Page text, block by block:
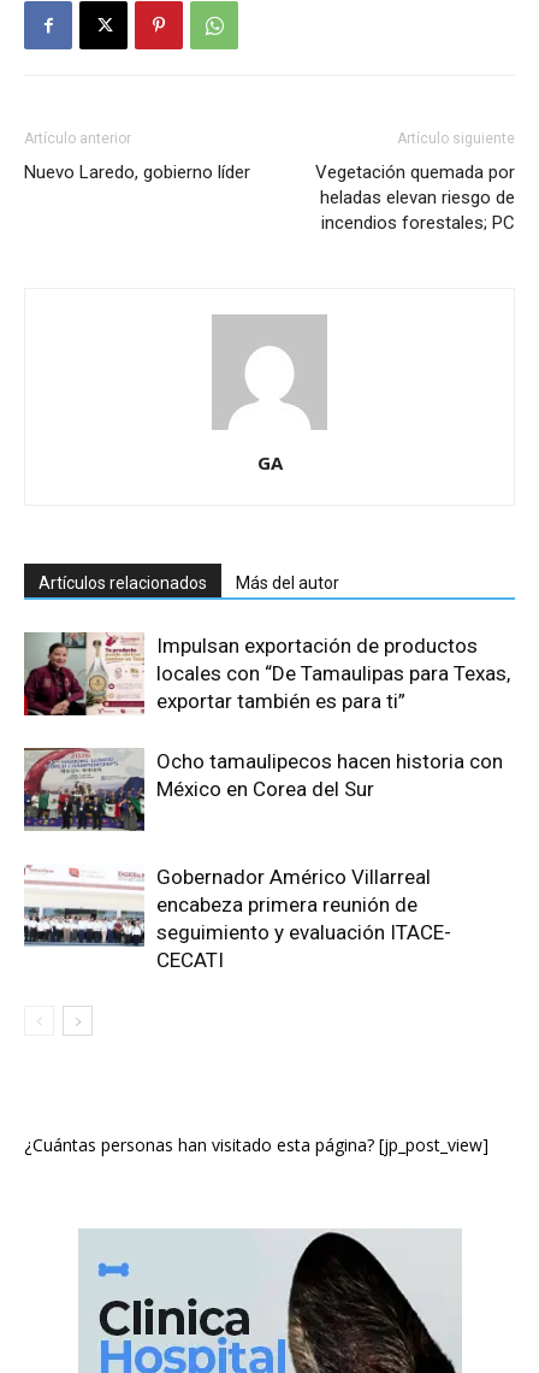
Artículo anterior
Nuevo Laredo, gobierno líder
Artículo siguiente
Vegetación quemada por
heladas elevan riesgo de
incendios forestales; PC
GA
Artículos relacionados Más del autor
Impulsan exportación de productos
locales con “De Tamaulipas para Texas,
exportar también es para ti”
Ocho tamaulipecos hacen historia con
México en Corea del Sur
Gobernador Américo Villarreal
encabeza primera reunión de
seguimiento y evaluación ITACE-
CECATI
¿Cuántas personas han visitado esta página? [jp_post_view]